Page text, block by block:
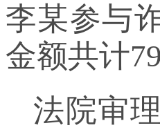
李某参与
金额共计
法院审